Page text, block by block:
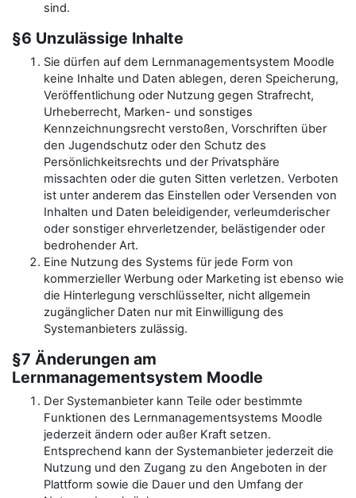
sind.
§6 Unzulässige Inhalte
Sie dürfen auf dem Lernmanagementsystem Moodle
keine Inhalte und Daten ablegen, deren Speicherung,
Veröffentlichung oder Nutzung gegen Strafrecht,
Urheberrecht, Marken- und sonstiges
Kennzeichnungsrecht verstoßen, Vorschriften über
den Jugendschutz oder den Schutz des
Persönlichkeitsrechts und der Privatsphäre
missachten oder die guten Sitten verletzen. Verboten
ist unter anderem das Einstellen oder Versenden von
Inhalten und Daten beleidigender, verleumderischer
oder sonstiger ehrverletzender, belästigender oder
bedrohender Art.
Eine Nutzung des Systems für jede Form von
kommerzieller Werbung oder Marketing ist ebenso wie
die Hinterlegung verschlüsselter, nicht allgemein
zugänglicher Daten nur mit Einwilligung des
Systemanbieters zulässig.
§7 Änderungen am
Lernmanagementsystem Moodle
Der Systemanbieter kann Teile oder bestimmte
Funktionen des Lernmanagementsystems Moodle
jederzeit ändern oder außer Kraft setzen.
Entsprechend kann der Systemanbieter jederzeit die
Nutzung und den Zugang zu den Angeboten in der
Plattform sowie die Dauer und den Umfang der